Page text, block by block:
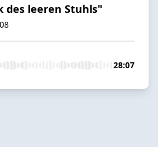
des leeren Stuhls"
28:07